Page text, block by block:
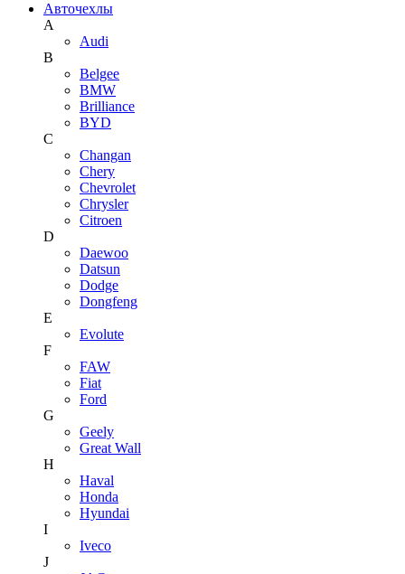
Авточехлы
A
Audi
B
Belgee
BMW
Brilliance
BYD
C
Changan
Chery
Chevrolet
Chrysler
Citroen
D
Daewoo
Datsun
Dodge
Dongfeng
E
Evolute
F
FAW
Fiat
Ford
G
Geely
Great Wall
H
Haval
Honda
Hyundai
I
Iveco
J